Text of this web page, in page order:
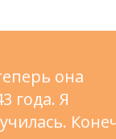
она
года. Я